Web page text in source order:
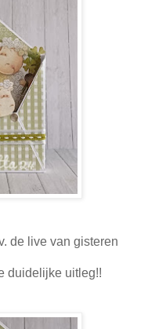
de live van gisteren
duidelijke uitleg!!